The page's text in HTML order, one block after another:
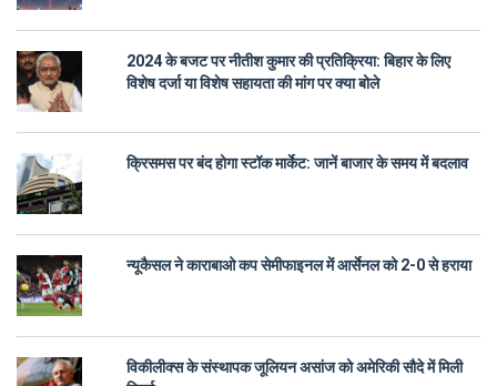
2024 के बजट पर नीतीश कुमार की प्रतिक्रिया: बिहार के लिए
विशेष दर्जा या विशेष सहायता की मांग पर क्या बोले
क्रिसमस पर बंद होगा स्टॉक मार्केट: जानें बाजार के समय में बदलाव
न्यूकैसल ने काराबाओ कप सेमीफाइनल में आर्सेनल को 2-0 से हराया
विकीलीक्स के संस्थापक जूलियन असांज को अमेरिकी सौदे में मिली